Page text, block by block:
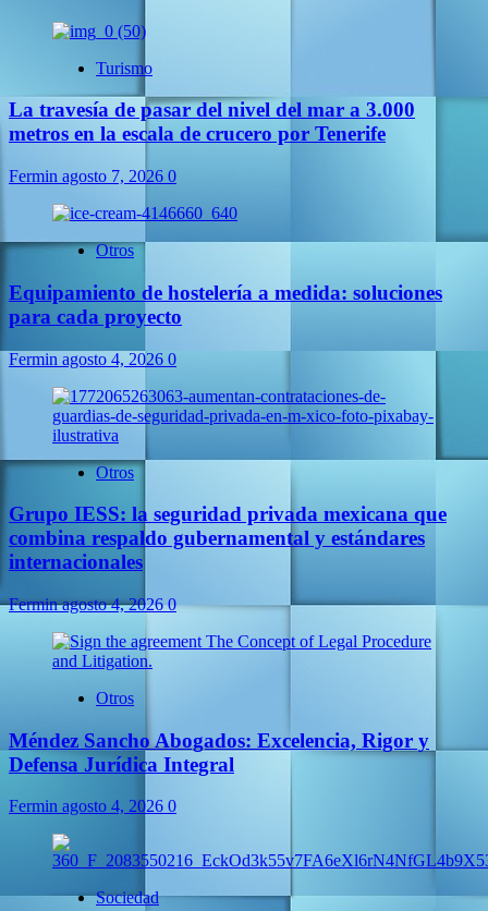
Turismo
La travesía de pasar del nivel del mar a 3.000
metros en la escala de crucero por Tenerife
Fermin agosto 7, 2026 0
Otros
Equipamiento de hostelería a medida: soluciones
para cada proyecto
Fermin agosto 4, 2026 0
Otros
Grupo IESS: la seguridad privada mexicana que
combina respaldo gubernamental y estándares
internacionales
Ferminagosto 4, 20260
Otros
Méndez Sancho Abogados: Excelencia, Rigor y
Defensa Jurídica Integral
Fermin agosto 4, 2026 0
Sociedad